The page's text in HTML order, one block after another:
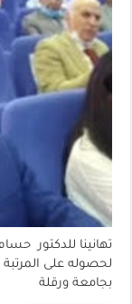
تهانينا للدكتور
بجامعة ورقلة